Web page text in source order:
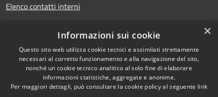
Elenco contatti interni
Dichiarazione accessibilità
Accessibilità
Copyright © 2026 • Autorità
Idrica Toscana • Powered by
×
Informazioni sui cookie
Questo sito web utilizza cookie tecnici e assimilati strettamente
necessari al corretto funzionamento e alla navigazione del sito,
nonché un cookie tecnico analitico al solo fine di elaborare
informazioni statistiche, aggregate e anonime.
Per maggiori dettagli, può consultare la cookie policy al seguente link